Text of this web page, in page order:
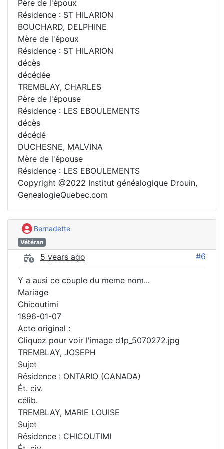
Père de l'époux
Résidence : ST HILARION
BOUCHARD, DELPHINE
Mère de l'époux
Résidence : ST HILARION
décès
décédée
TREMBLAY, CHARLES
Père de l'épouse
Résidence : LES EBOULEMENTS
décès
décédé
DUCHESNE, MALVINA
Mère de l'épouse
Résidence : LES EBOULEMENTS
Copyright @2022 Institut généalogique Drouin,
GenealogieQuebec.com
Bernadette
Vétéran
5 years ago #6
Y a ausi ce couple du meme nom...
Mariage
Chicoutimi
1896-01-07
Acte original :
Cliquez pour voir l'image d1p_5070272.jpg
TREMBLAY, JOSEPH
Sujet
Résidence : ONTARIO (CANADA)
Ét. civ.
célib.
TREMBLAY, MARIE LOUISE
Sujet
Résidence : CHICOUTIMI